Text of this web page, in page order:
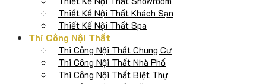
Thiết Kế Nội Thất Khách Sạn
Thiết Kế Nội Thất Spa
Thi Công Nội Thất
Thi Công Nội Thất Chung Cư
Thi Công Nội Thất Nhà Phố
Thi Công Nội Thất Biệt Thự